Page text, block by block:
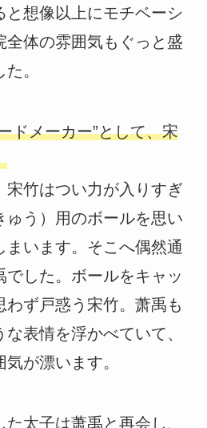
と想像以上にモチベーシ
全体の雰囲気もぐっと盛
。
ドメーカー”として、宋
宋竹はつい力が入りすぎ
ゅう）用のボールを思い
まいます。そこへ偶然通
でした。ボールをキャッ
わず戸惑う宋竹。萧禹も
表情を浮かべていて、
が漂います。
太子は萧禹と再会し、